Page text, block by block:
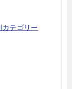
テゴリー